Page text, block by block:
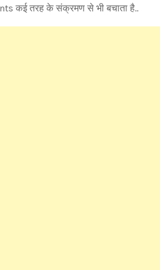
कई तरह के संक्रमण से भी बचाता है..